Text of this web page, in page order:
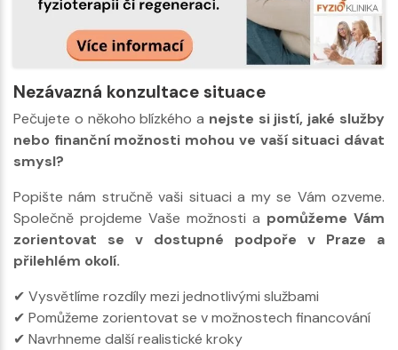
Nezávazná konzultace situace
Pečujete o někoho blízkého a nejste si jistí, jaké služby
nebo finanční možnosti mohou ve vaší situaci dávat
smysl?
Popište nám stručně vaši situaci a my se Vám ozveme.
Společně projdeme Vaše možnosti a pomůžeme Vám
zorientovat se v dostupné podpoře v Praze a
přilehlém okolí.
✔ Vysvětlíme rozdíly mezi jednotlivými službami
✔ Pomůžeme zorientovat se v možnostech financování
✔ Navrhneme další realistické kroky